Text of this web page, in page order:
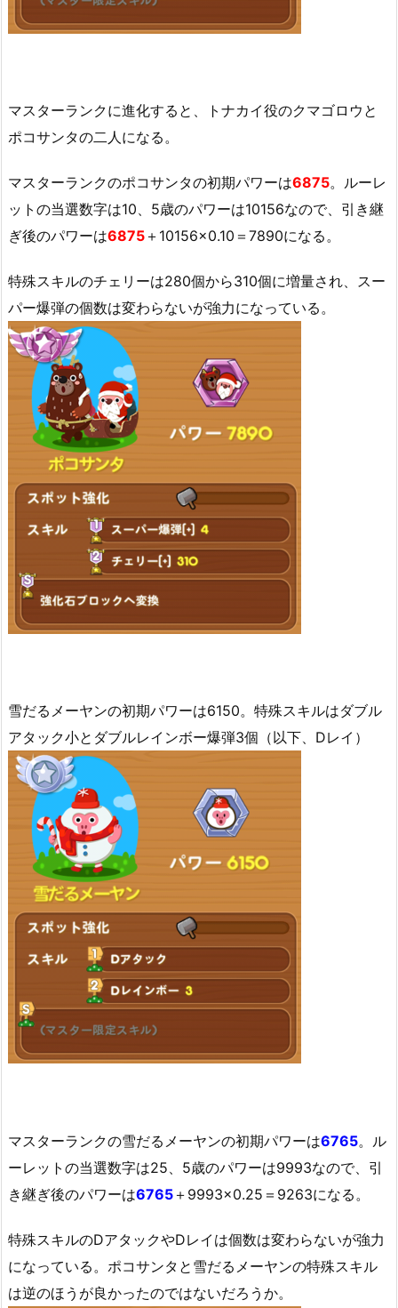
マスターランクに進化すると、トナカイ役のクマゴロウと
ポコサンタの二人になる。
マスターランクのポコサンタの初期パワーは6875。ルーレ
ットの当選数字は10、5歳のパワーは10156なので、引き継
ぎ後のパワーは6875＋10156×0.10＝7890になる。
特殊スキルのチェリーは280個から310個に増量され、スー
パー爆弾の個数は変わらないが強力になっている。
雪だるメーヤンの初期パワーは6150。特殊スキルはダブル
アタック小とダブルレインボー爆弾3個（以下、Dレイ）
マスターランクの雪だるメーヤンの初期パワーは6765。ル
ーレットの当選数字は25、5歳のパワーは9993なので、引
き継ぎ後のパワーは6765＋9993×0.25＝9263になる。
特殊スキルのDアタックやDレイは個数は変わらないが強力
になっている。ポコサンタと雪だるメーヤンの特殊スキル
は逆のほうが良かったのではないだろうか。